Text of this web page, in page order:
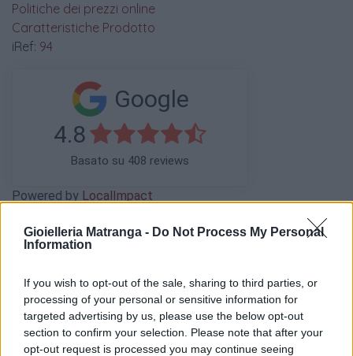
Gioielleria Matranga - Do Not Process My Personal
Information
If you wish to opt-out of the sale, sharing to third parties, or
processing of your personal or sensitive information for
targeted advertising by us, please use the below opt-out
section to confirm your selection. Please note that after your
opt-out request is processed you may continue seeing
Politiche dei prezzi online
Caratteristiche Prodotto
iRef: 94
Google
4.8
Basato su 408 reviews
Powered by LocalImpact
Garanzia di due anni
Reso facile e gratuitoentro 28 giorni.
Spedizione gratuitaper ordini superiori a 150 euro.
Per maggiori dettagli consultate la nostraGuida
all'acquisto.